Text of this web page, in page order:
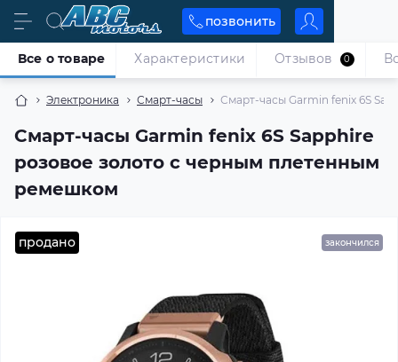
позвонить
Электроника Смарт-часы Смарт-часы Garmin fenix 6S
Смарт-часы Garmin fenix 6S Sapphire
розовое золото с черным плетенным
ремешком
Все о товаре Характеристики Отзывов 0
продано закончился